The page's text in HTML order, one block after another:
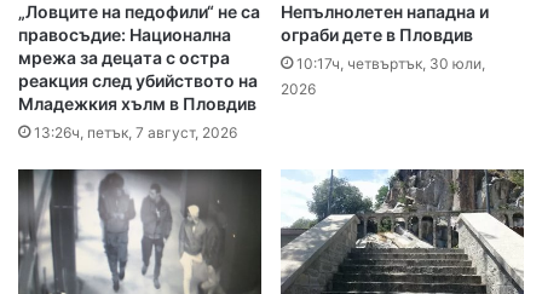
„Ловците на педофили“ не са
правосъдие: Национална
мрежа за децата с остра
реакция след убийството на
Младежкия хълм в Пловдив
13:26ч, петък, 7 август, 2026
Непълнолетен нападна и
ограби дете в Пловдив
10:17ч, четвъртък, 30 юли,
2026